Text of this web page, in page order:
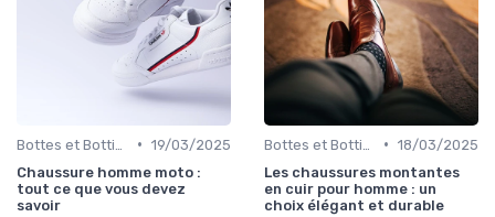
• 19/03/2025
Chaussure homme moto :
tout ce que vous devez
savoir
• 18/03/2025
Les chaussures montantes
en cuir pour homme : un
choix élégant et durable